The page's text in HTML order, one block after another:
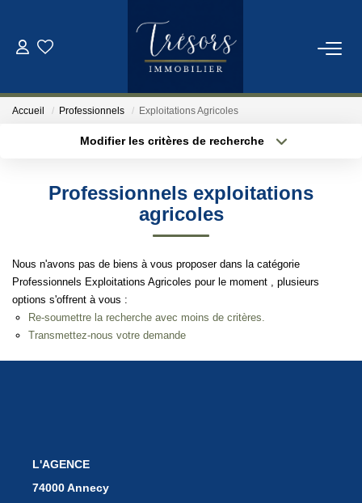
Qui Sommes-Nous
Accueil Professionnels Exploitations Agricoles
Modifier les critères de recherche
Budget max
Professionnels exploitations
agricoles
Nous n'avons pas de biens à vous proposer dans la catégorie
Professionnels Exploitations Agricoles pour le moment , plusieurs
options s'offrent à vous :
Re-soumettre la recherche avec moins de critères.
Transmettez-nous votre demande
L'AGENCE